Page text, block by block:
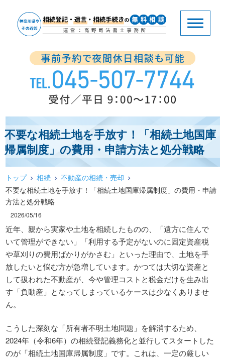
不要な相続土地を手放す！「相続土地国庫
帰属制度」の費用・申請方法と処分戦略
トップ 相続
不動産の相続・売却
不要な相続土地を手放す！「相続土地国庫帰属制度」の費用・申請
方法と処分戦略
2026/05/16
近年、親から実家や土地を相続したものの、「遠方に住んで
いて管理ができない」「利用する予定がないのに固定資産税
や草刈りの費用ばかりがかさむ」といった理由で、土地を手
放したいと悩む方が急増しています。かつては大切な資産と
して扱われた不動産が、今や管理コストと税金だけを生み出
す「負動産」となってしまっているケースは少なくありませ
ん。
こうした深刻な「所有者不明土地問題」を解消するため、
2024年（令和6年）の相続登記義務化と並行してスタートした
のが「相続土地国庫帰属制度」です。これは、一定の厳しい